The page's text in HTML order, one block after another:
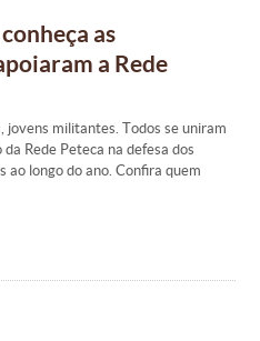
as
a Rede
militantes. Todos se uniram
Rede Peteca na defesa dos
ao longo do ano. Confira quem